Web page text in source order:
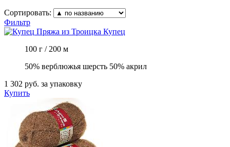
Сортировать:
Фильтр
Пряжа из Троицка Купец
100 г / 200 м
50% верблюжья шерсть 50% акрил
1 302 руб. за упаковку
Купить